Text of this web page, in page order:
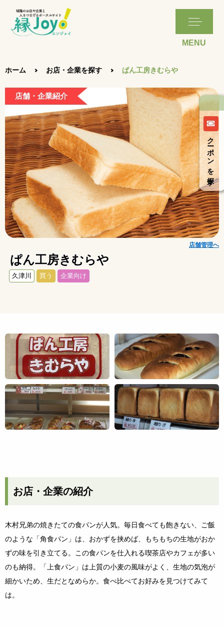
クーポンを探す
ホーム お店・企業を探す ぱん工房きむらや
店舗・企業紹介
店舗管理へ
ぱん工房きむらや
久津川 買う 企業向け
お店・企業の紹介
木村兄弟の焼きたての食パンが人気。毎日食べても飽きない、ご飯
のような「角食パン」は、おかずを挟めば、もちもちの生地がおか
ずの味を引き立てる。この食パンを仕入れる喫茶店やカフェが多い
のも納得。「上食パン」は上質の小麦の風味がよく、生地の気泡が
細かいため、生だとなめらか。食べ比べてお好みを見つけてみて
は。